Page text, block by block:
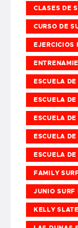
CLASES DE
CURSO DE
EJERCICIOS
ESCUELA DE
ESCUELA
ESCUELA
ESCUELA
ESCUELA
FAMILY
JUNIO SURF
KELLY